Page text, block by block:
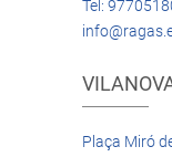
Tel:
Plaça Miró